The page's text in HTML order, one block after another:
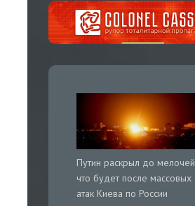
Путин раскрыл до мелочей,
что будет после массовых
атак Киева по России